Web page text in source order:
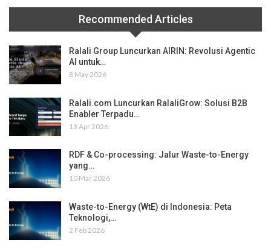
Recommended Articles
Ralali Group Luncurkan AIRIN: Revolusi Agentic
AI untuk…
8 May 2026
Ralali.com Luncurkan RalaliGrow: Solusi B2B
Enabler Terpadu…
13 Apr 2026
RDF & Co-processing: Jalur Waste-to-Energy
yang…
10 Mar 2026
Waste-to-Energy (WtE) di Indonesia: Peta
Teknologi,…
2 Feb 2026